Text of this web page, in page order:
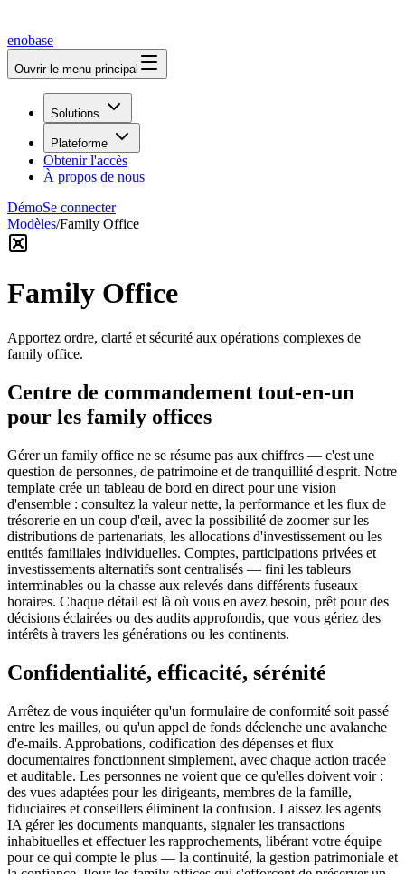
enobase
Ouvrir le menu principal
Solutions
Plateforme
Obtenir l'accès
À propos de nous
DémoSe connecter
Modèles/Family Office
Family Office
Apportez ordre, clarté et sécurité aux opérations complexes de
family office.
Centre de commandement tout-en-un
pour les family offices
Gérer un family office ne se résume pas aux chiffres — c'est une
question de personnes, de patrimoine et de tranquillité d'esprit. Notre
template crée un tableau de bord en direct pour une vision
d'ensemble : consultez la valeur nette, la performance et les flux de
trésorerie en un coup d'œil, avec la possibilité de zoomer sur les
distributions de partenariats, les allocations d'investissement ou les
entités familiales individuelles. Comptes, participations privées et
investissements alternatifs sont centralisés — fini les tableurs
interminables ou la chasse aux relevés dans différents fuseaux
horaires. Chaque détail est là où vous en avez besoin, prêt pour des
décisions éclairées ou des audits approfondis, que vous gériez des
intérêts à travers les générations ou les continents.
Confidentialité, efficacité, sérénité
Arrêtez de vous inquiéter qu'un formulaire de conformité soit passé
entre les mailles, ou qu'un appel de fonds déclenche une avalanche
d'e-mails. Approbations, codification des dépenses et flux
documentaires fonctionnent simplement, avec chaque action tracée
et auditable. Les personnes ne voient que ce qu'elles doivent voir :
des vues adaptées pour les dirigeants, membres de la famille,
fiduciaires et conseillers éliminent la confusion. Laissez les agents
IA gérer les documents manquants, signaler les transactions
inhabituelles et effectuer les rapprochements, libérant votre équipe
pour ce qui compte le plus — la continuité, la gestion patrimoniale et